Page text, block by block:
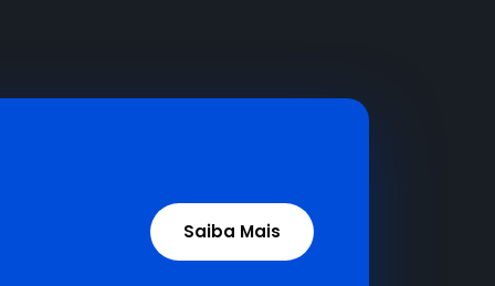
Saiba Mais